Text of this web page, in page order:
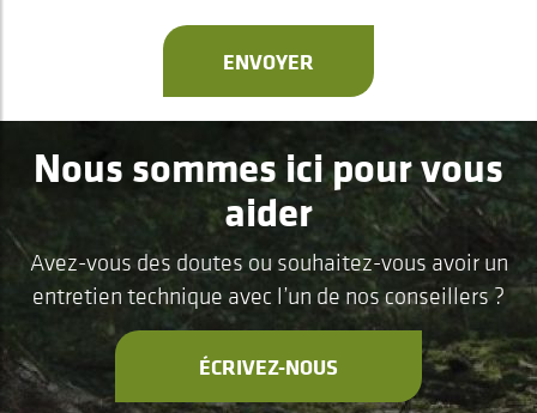
ENVOYER
Nous sommes ici pour vous
aider
Avez-vous des doutes ou souhaitez-vous avoir un
entretien technique avec l’un de nos conseillers ?
ÉCRIVEZ-NOUS